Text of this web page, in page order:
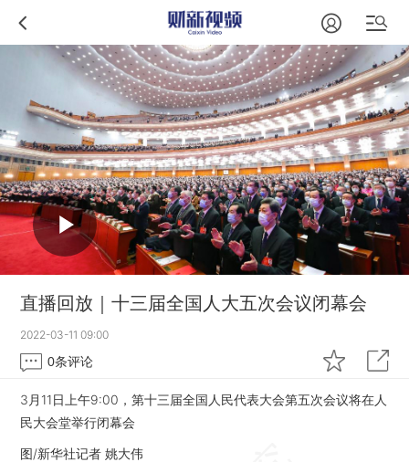
直播回放｜十三届全国人大五次会议闭幕会
2022-03-11 09:00
0条评论
3月11日上午9:00，第十三届全国人民代表大会第五次会议将在人
民大会堂举行闭幕会
图/新华社记者 姚大伟